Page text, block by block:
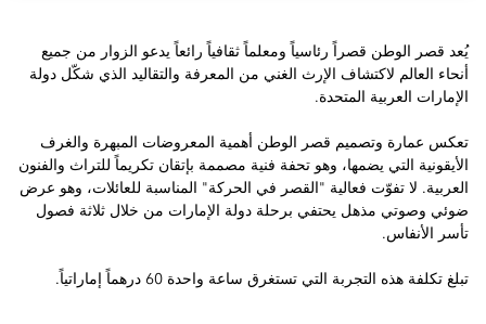
يُعد قصر الوطن قصراً رئاسياً ومعلماً ثقافياً رائعاً يدعو الزوار من جميع
أنحاء العالم لاكتشاف الإرث الغني من المعرفة والتقاليد الذي شكّل دولة
الإمارات العربية المتحدة.
تعكس عمارة وتصميم قصر الوطن أهمية المعروضات المبهرة والغرف
الأيقونية التي يضمها، وهو تحفة فنية مصممة بإتقان تكريماً للتراث والفنون
العربية. لا تفوّت فعالية "القصر في الحركة" المناسبة للعائلات، وهو عرض
ضوئي وصوتي مذهل يحتفي برحلة دولة الإمارات من خلال ثلاثة فصول
تأسر الأنفاس.
تبلغ تكلفة هذه التجربة التي تستغرق ساعة واحدة 60 درهماً إماراتياً.